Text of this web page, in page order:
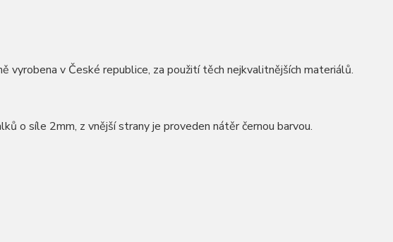
vyrobena v České republice, za použití těch nejkvalitnějších materiálů.
o síle 2mm, z vnější strany je proveden nátěr černou barvou.